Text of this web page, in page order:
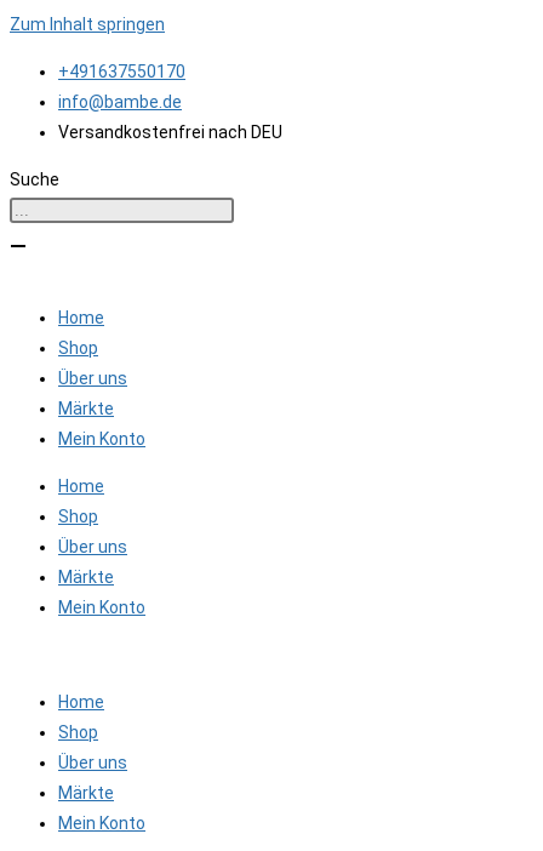
Zum Inhalt springen
+491637550170
info@bambe.de
Versandkostenfrei nach DEU
Suche
Home
Shop
Über uns
Märkte
Mein Konto
Home
Shop
Über uns
Märkte
Mein Konto
Home
Shop
Über uns
Märkte
Mein Konto